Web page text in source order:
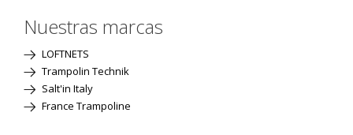
Nuestras marcas
LOFTNETS
Trampolin Technik
Salt'in Italy
France Trampoline